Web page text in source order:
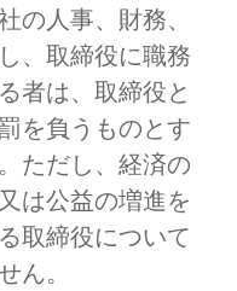
の人事、財務、
、取締役に職務
者は、取締役と
を負うものとす
ただし、経済の
は公益の増進を
取締役について
ん。